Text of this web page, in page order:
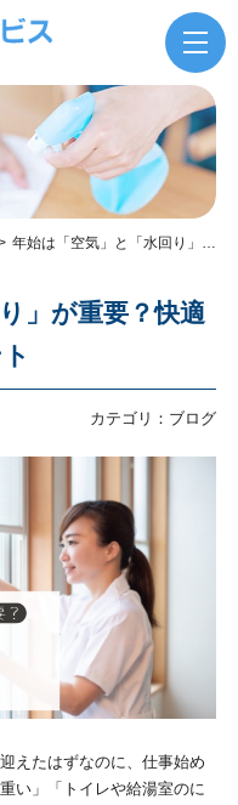
年始は「空気」と「水回り」が重要？快適な職場を作る清掃ポイント
」が重要？快適
カテゴリ： ブログ
えたはずなのに、仕事始め
い」「トイレや給湯室のに